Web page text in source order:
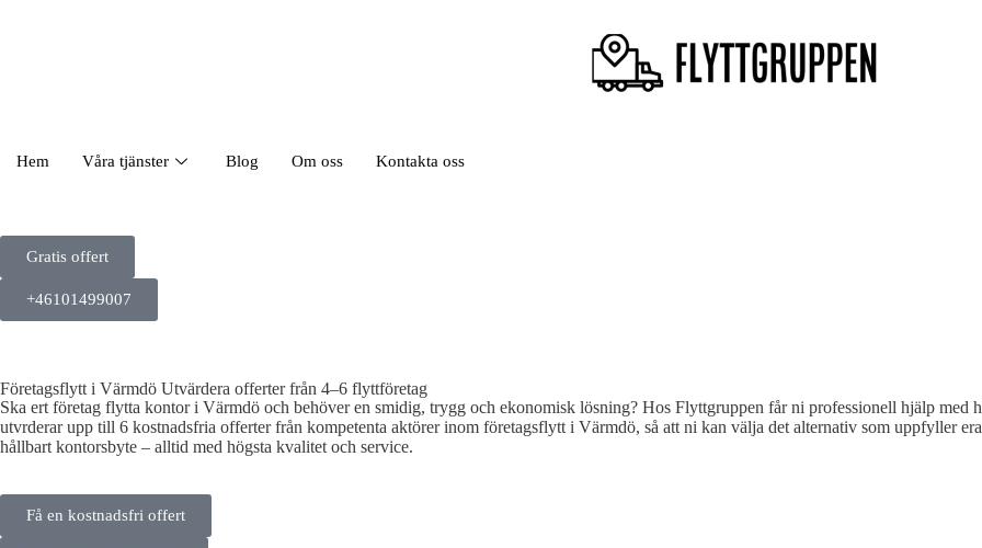
Hem Våra tjänster Blog Om oss Kontakta oss
Gratis offert
+46101499007
Företagsflytt i Värmdö Utvärdera offerter från 4–6 flyttföretag
Ska ert företag flytta kontor i Värmdö och behöver en smidig, trygg och ekonomisk lösning? Hos Flyttgruppen får ni professionell hjälp
utvrderar upp till 6 kostnadsfria offerter från kompetenta aktörer inom företagsflytt i Värmdö, så att ni kan välja det alternativ som uppfyller
hållbart kontorsbyte – alltid med högsta kvalitet och service.
Få en kostnadsfri offert